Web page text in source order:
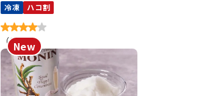
冷凍
ハコ割
（3）